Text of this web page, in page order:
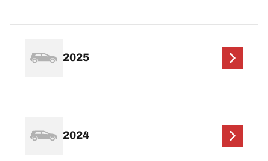
2025
2024